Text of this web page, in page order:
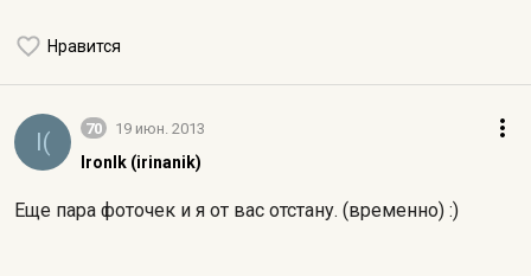
Нравится
I( 70 19 июн. 2013
IronIk (irinanik)
Еще пара фоточек и я от вас отстану. (временно) :)